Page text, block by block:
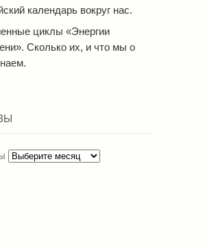
календарь вокруг нас.
циклы «Энергии
Сколько их, и что мы о